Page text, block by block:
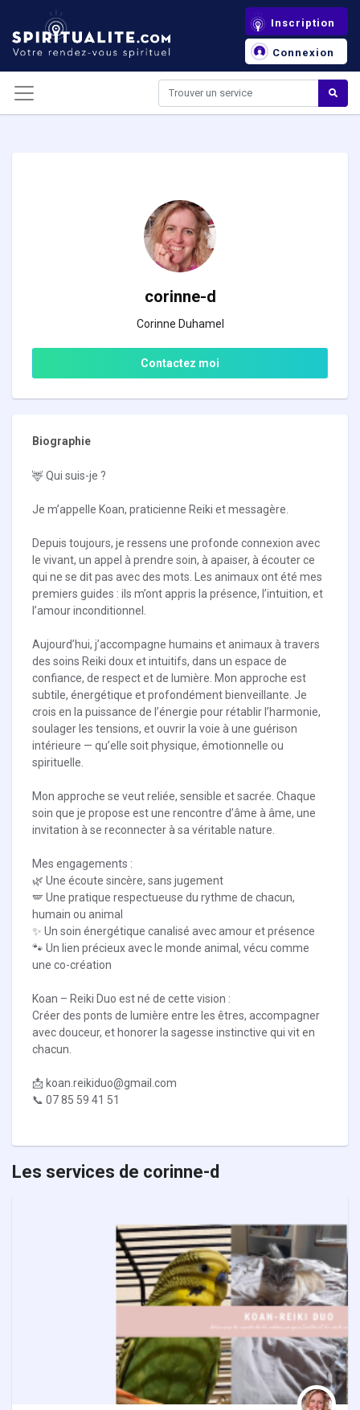
Inscription
Connexion
corinne-d
Corinne Duhamel
Contactez moi
Biographie
🦌 Qui suis-je ?
Je m’appelle Koan, praticienne Reiki et messagère.
Depuis toujours, je ressens une profonde connexion avec
le vivant, un appel à prendre soin, à apaiser, à écouter ce
qui ne se dit pas avec des mots. Les animaux ont été mes
premiers guides : ils m’ont appris la présence, l’intuition, et
l’amour inconditionnel.
Aujourd’hui, j’accompagne humains et animaux à travers
des soins Reiki doux et intuitifs, dans un espace de
confiance, de respect et de lumière. Mon approche est
subtile, énergétique et profondément bienveillante. Je
crois en la puissance de l’énergie pour rétablir l’harmonie,
soulager les tensions, et ouvrir la voie à une guérison
intérieure — qu’elle soit physique, émotionnelle ou
spirituelle.
Mon approche se veut reliée, sensible et sacrée. Chaque
soin que je propose est une rencontre d’âme à âme, une
invitation à se reconnecter à sa véritable nature.
Mes engagements :
🌿 Une écoute sincère, sans jugement
🪽 Une pratique respectueuse du rythme de chacun,
humain ou animal
✨ Un soin énergétique canalisé avec amour et présence
🐾 Un lien précieux avec le monde animal, vécu comme
une co-création
Koan – Reiki Duo est né de cette vision :
Créer des ponts de lumière entre les êtres, accompagner
avec douceur, et honorer la sagesse instinctive qui vit en
chacun.
📩 koan.reikiduo@gmail.com
📞 07 85 59 41 51
Les services de corinne-d